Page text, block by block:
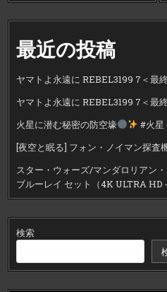
最近の投稿
ヤマトよ永遠に REBEL3199 7＜最
ヤマトよ永遠に REBEL3199 7＜最
火星に潜む秘密の防空壕
#火星
[夜空と眠る] フォン・ノイマン探査
スター・ウォーズ/マンダロリアン
ブルーレイ セット（4K ULTRA HD
検索